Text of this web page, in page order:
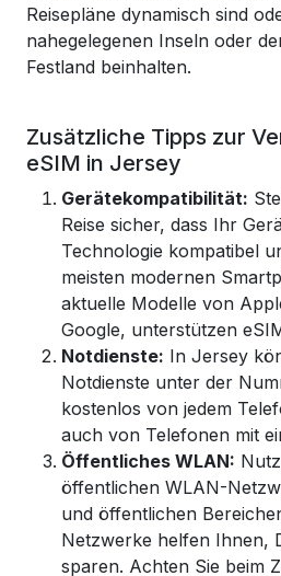
Reisepläne dynamisch sind
nahegelegenen Inseln oder
Festland beinhalten.
Zusätzliche Tipps zur
eSIM in Jersey
Gerätekompatibilität:
Reise sicher, dass Ihr
Technologie kompatibel
meisten modernen
aktuelle Modelle von
Google, unterstützen
Notdienste: In Jersey
Notdienste unter der
kostenlos von jedem
auch von Telefonen mit
Öffentliches WLAN:
öffentlichen WLAN-
und öffentlichen
Netzwerke helfen Ihnen,
sparen. Achten Sie beim